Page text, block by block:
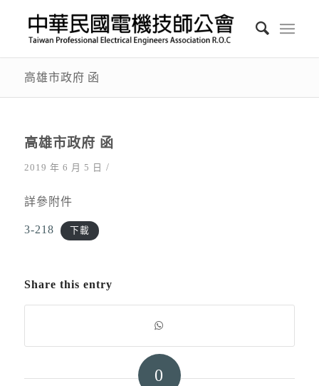
高雄市政府 函
高雄市政府 函
2019 年 6 月 5 日 /
詳參附件
3-218 下載
Share this entry
0